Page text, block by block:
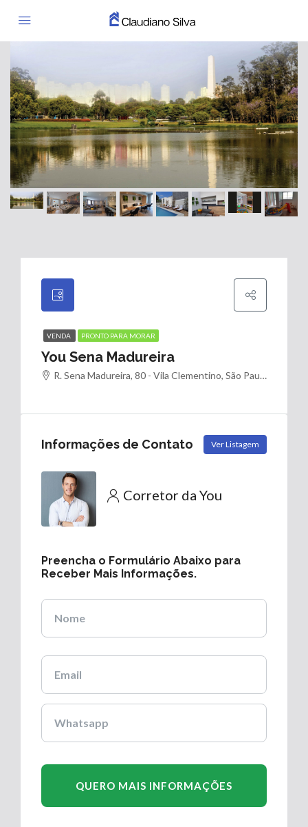
VENDA PRONTO PARA MORAR
You Sena Madureira
R. Sena Madureira, 80 - Vila Clementino, São Paulo - SP, 04020, Brasil
Informações de Contato Ver Listagem
Corretor da You
Preencha o Formulário Abaixo para
Receber Mais Informações.
Nome